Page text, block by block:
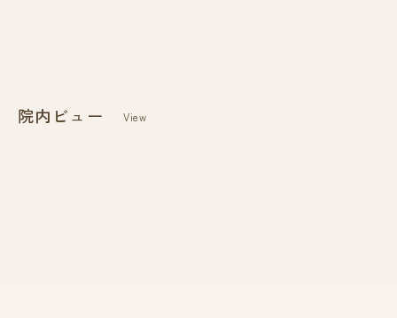
院内ビュー View